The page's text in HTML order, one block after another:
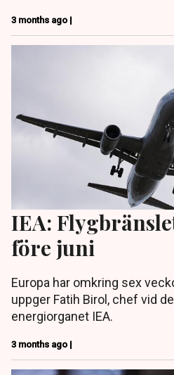
3 months ago |
IEA:
före juni
Europa har omkring sex
uppger Fatih Birol, chef vid
energiorganet IEA.
3 months ago |